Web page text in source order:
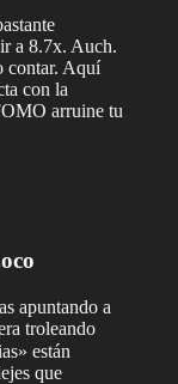
a 8.7x. Auch.
contar. Aquí
con la
arruine tu
apuntando a
troleando
están
que